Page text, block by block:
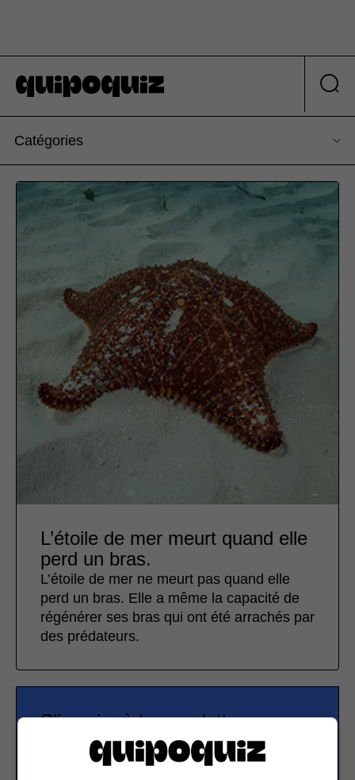
Catégories
L’étoile de mer meurt quand elle
perd un bras.
L’étoile de mer ne meurt pas quand elle
perd un bras. Elle a même la capacité de
régénérer ses bras qui ont été arrachés par
des prédateurs.
S’inscrire à la newsletter